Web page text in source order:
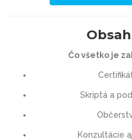
Čo všetko je
Skriptá a
Konzultácie